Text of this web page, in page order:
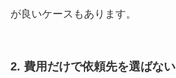
が良いケースもあります。
2. 費用だけで依頼先を選ばない